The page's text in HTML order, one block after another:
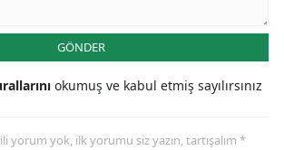
GÖNDER
okumuş ve kabul etmiş sayılırsınız
yorum yok, ilk yorumu siz yazın, tartışalım *